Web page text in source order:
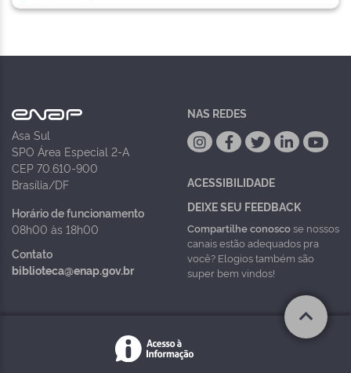
Asa Sul
SPO Área Especial 2-A
CEP 70.610-900
Brasília/DF
Horário de funcionamento
08h00 às 18h00
Contato
biblioteca@enap.gov.br
NAS REDES
ACESSIBILIDADE
DEIXE SEU FEEDBACK
Compartilhe conoscose nossos
canais estão adequados pra
você? Elogios também são
super bem vindos!